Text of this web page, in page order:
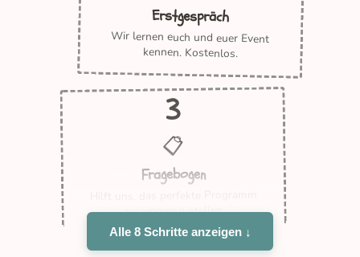
Erstgespräch
Wir lernen euch und euer Event
kennen. Kostenlos.
3
📋
Fragebogen
zusammenzustellen.
Alle 8 Schritte anzeigen ↓